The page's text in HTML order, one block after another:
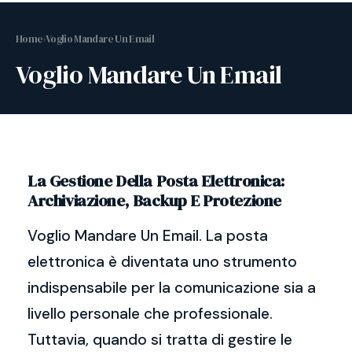
Home›Voglio Mandare Un Email
Voglio Mandare Un Email
La Gestione Della Posta Elettronica:
Archiviazione, Backup E Protezione
Voglio Mandare Un Email. La posta
elettronica è diventata uno strumento
indispensabile per la comunicazione sia a
livello personale che professionale.
Tuttavia, quando si tratta di gestire le